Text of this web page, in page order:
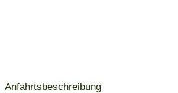
Anfahrtsbeschreibung